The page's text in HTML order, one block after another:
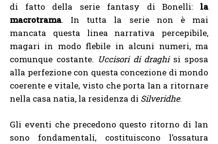
di fatto della serie fantasy di Bonelli: la
macrotrama. In tutta la serie non è mai
mancata questa linea narrativa percepibile,
magari in modo flebile in alcuni numeri, ma
comunque costante. Uccisori di draghisi sposa
alla perfezione con questa concezione di mondo
coerente e vitale, visto che porta Ian a ritornare
nella casa natia, la residenza di Silveridhe.
Gli eventi che precedono questo ritorno di Ian
sono fondamentali, costituiscono l’ossatura